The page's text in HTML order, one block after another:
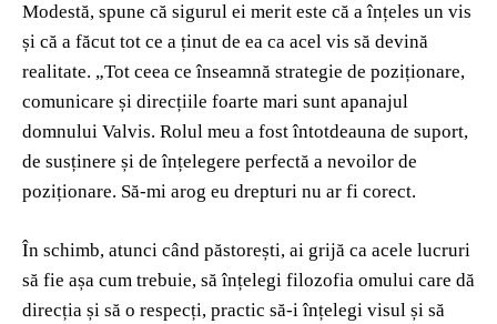
Modestă, spune că sigurul ei merit este că a înțeles un vis
și că a făcut tot ce a ținut de ea ca acel vis să devină
realitate. „Tot ceea ce înseamnă strategie de poziționare,
comunicare și direcțiile foarte mari sunt apanajul
domnului Valvis. Rolul meu a fost întotdeauna de suport,
de susținere și de înțelegere perfectă a nevoilor de
poziționare. Să-mi arog eu drepturi nu ar fi corect.
În schimb, atunci când păstorești, ai grijă ca acele lucruri
să fie așa cum trebuie, să înțelegi filozofia omului care dă
direcția și să o respecți, practic să-i înțelegi visul și să